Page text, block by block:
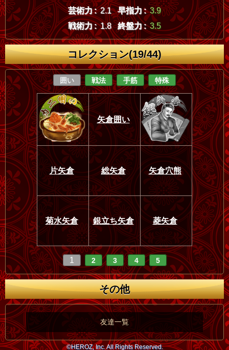
芸術力 : 2.1 早指力 : 3.9
戦術力 : 1.8 終盤力 : 3.5
コレクション(19/44)
囲い 戦法 手筋 特殊
矢倉囲い
片矢倉 総矢倉 矢倉穴熊
菊水矢倉 銀立ち矢倉 菱矢倉
1 2 3 4 5
その他
友達一覧
©HEROZ, Inc. All Rights Reserved.